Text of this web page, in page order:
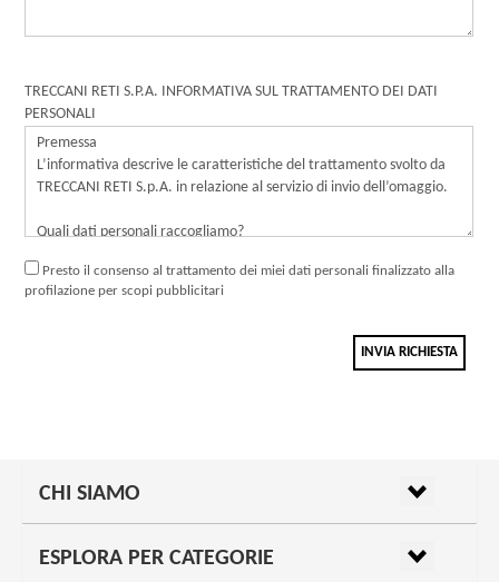
TRECCANI RETI S.P.A. INFORMATIVA SUL TRATTAMENTO DEI DATI
PERSONALI
Presto il consenso al trattamento dei miei dati personali finalizzato alla
profilazione per scopi pubblicitari
INVIA RICHIESTA
CHI SIAMO
ESPLORA PER CATEGORIE